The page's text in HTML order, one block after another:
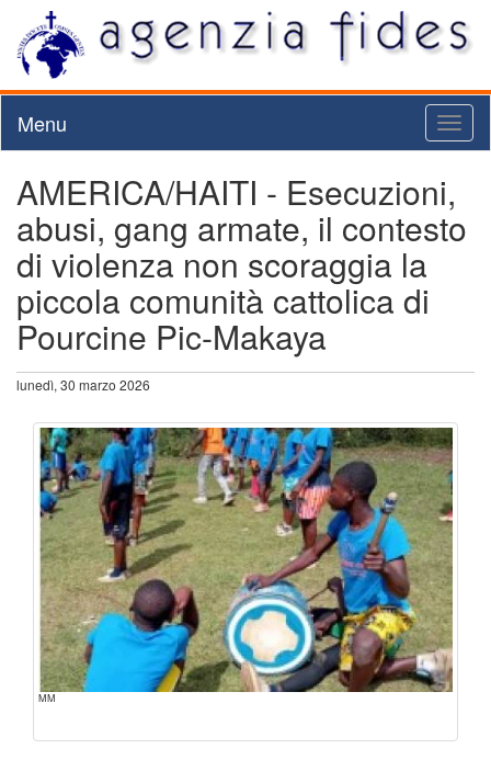
Menu
AMERICA/HAITI - Esecuzioni,
abusi, gang armate, il contesto
di violenza non scoraggia la
piccola comunità cattolica di
Pourcine Pic-Makaya
lunedì, 30 marzo 2026
MM